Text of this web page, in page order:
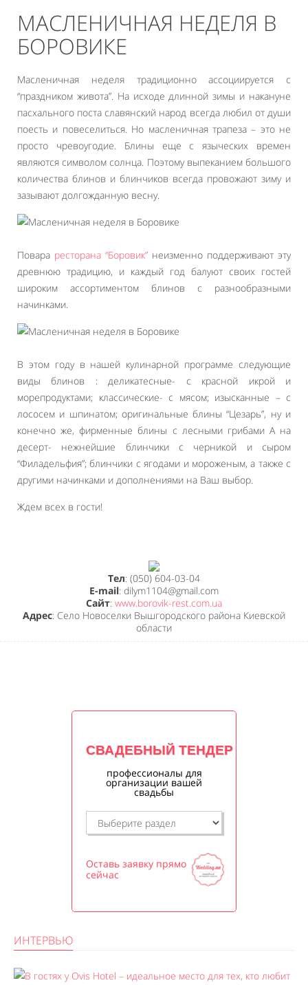
МАСЛЕНИЧНАЯ НЕДЕЛЯ В
БОРОВИКЕ
Масленичная неделя традиционно ассоциируется с
“праздником живота”. На исходе длинной зимы и накануне
пасхального поста славянский народ всегда любил от души
поесть и повеселиться. Но масленичная трапеза – это не
просто чревоугодие. Блины еще с языческих времен
являются символом солнца. Поэтому выпеканием большого
количества блинов и блинчиков всегда провожают зиму и
зазывают долгожданную весну.
Повара ресторана “Боровик” неизменно поддерживают эту
древнюю традицию, и каждый год балуют своих гостей
широким ассортиментом блинов с разнообразными
начинками.
В этом году в нашей кулинарной программе следующие
виды блинов : деликатесные- с красной икрой и
морепродуктами; классические- с мясом; изысканные – с
лососем и шпинатом; оригинальные блины “Цезарь”, ну и
конечно же, фирменные блины с лесными грибами А на
десерт- нежнейшие блинчики с черникой и сыром
“Филадельфия”; блинчики с ягодами и мороженым, а также с
другими начинками и дополнениями на Ваш выбор.
Ждем всех в гости!
Тел: (050) 604-03-04
E-mail: dilym1104@gmail.com
Сайт: www.borovik-rest.com.ua
Адрес: Село Новоселки Вышгородского района Киевской
области
СВАДЕБНЫЙ ТЕНДЕР
профессионалы для
организации вашей
свадьбы
Оставь заявку прямо
сейчас
ИНТЕРВЬЮ